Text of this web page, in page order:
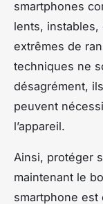
smartphones
lents, instables,
extrêmes de
techniques ne
désagrément,
peuvent
l’appareil.
Ainsi, protéger
maintenant le
smartphone est